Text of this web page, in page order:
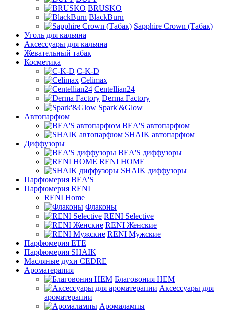
BRUSKO
BlackBurn
Sapphire Crown (Табак)
Уголь для кальяна
Аксессуары для кальяна
Жевательный табак
Косметика
C-K-D
Celimax
Centellian24
Derma Factory
Spark'&Glow
Автопарфюм
BEA'S автопарфюм
SHAIK автопарфюм
Диффузоры
BEA'S диффузоры
RENI HOME
SHAIK диффузоры
Парфюмерия BEA'S
Парфюмерия RENI
RENI Home
Флаконы
RENI Selective
RENI Женские
RENI Мужские
Парфюмерия ETE
Парфюмерия SHAIK
Масляные духи CEDRE
Ароматерапия
Благовония HEM
Аксессуары для
ароматерапии
Аромалампы